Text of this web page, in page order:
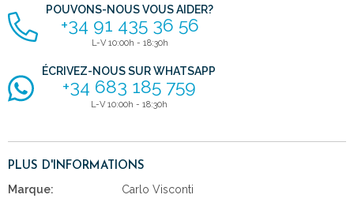
POUVONS-NOUS VOUS AIDER?
+34 91 435 36 56
L-V 10:00h - 18:30h
ÉCRIVEZ-NOUS SUR WHATSAPP
+34 683 185 759
L-V 10:00h - 18:30h
PLUS D'INFORMATIONS
Marque:
Carlo Visconti